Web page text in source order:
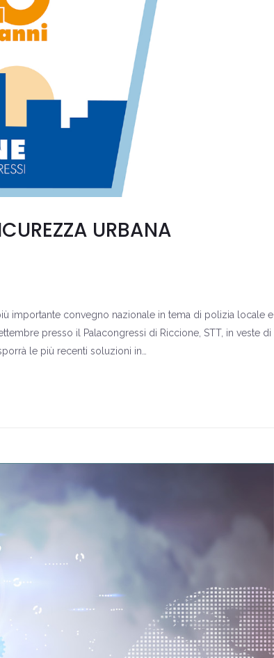
URBANA
importante convegno nazionale in tema di polizia locale e
presso il Palacongressi di Riccione, STT, in veste di
le più recenti soluzioni in…